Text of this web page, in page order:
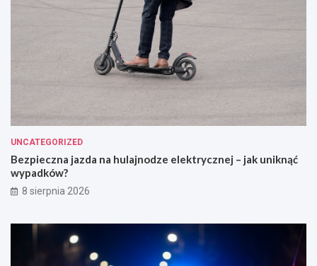
UNCATEGORIZED
Bezpieczna jazda na hulajnodze elektrycznej – jak uniknąć
wypadków?
8 sierpnia 2026